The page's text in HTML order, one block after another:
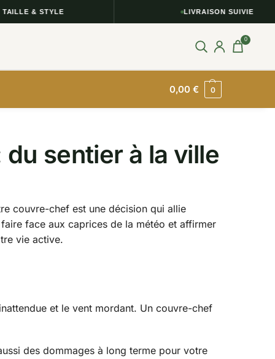
& STYLE LIVRAISON SUIVIE
0
0,00€ 0
sentier à la ville
couvre-chef est une décision qui allie
face aux caprices de la météo et affirmer
vie active.
et le vent mordant. Un couvre-chef
des dommages à long terme pour votre